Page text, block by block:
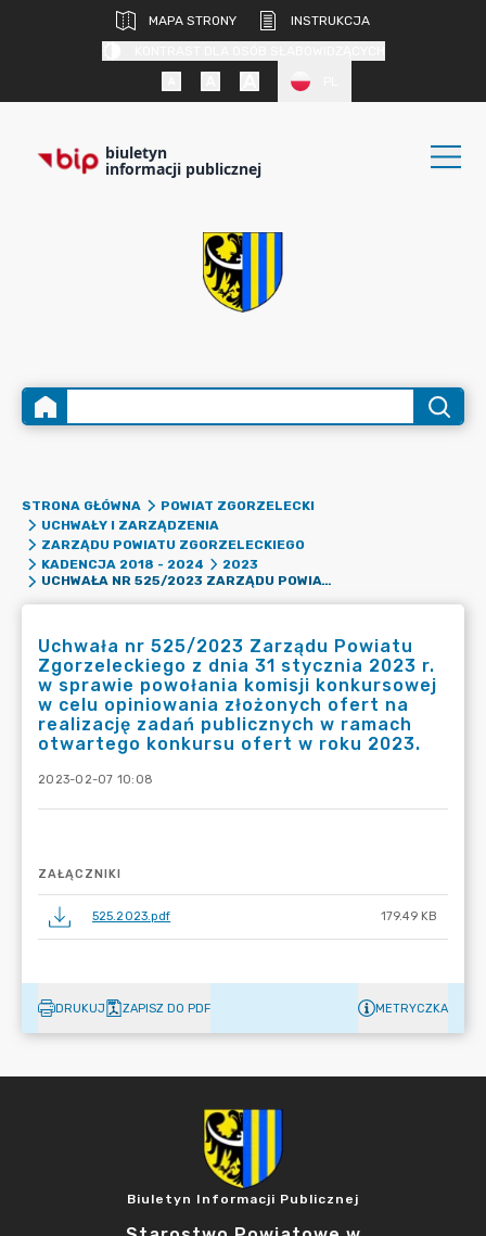
MAPA STRONY
INSTRUKCJA
biuletyn
informacji publicznej
STRONA GŁÓWNA
POWIAT ZGORZELECKI
UCHWAŁY I ZARZĄDZENIA
ZARZĄDU POWIATU ZGORZELECKIEGO
KADENCJA 2018 - 2024
2023
UCHWAŁA NR 525/2023 ZARZĄDU POWIATU ZGORZELECKIEGO Z DNIA 31 STYCZNIA 2023 R. W SPRAWIE POWOŁANIA KOMISJI KONKURSOWEJ W CELU OPINIOWANIA ZŁOŻONYCH OFERT NA REALIZACJĘ ZADAŃ PUBLICZNYCH W RAMACH OTWARTEGO KONKURSU OFERT W ROKU 2023.
Uchwała nr 525/2023 Zarządu Powiatu
Zgorzeleckiego z dnia 31 stycznia 2023 r.
w sprawie powołania komisji konkursowej
w celu opiniowania złożonych ofert na
realizację zadań publicznych w ramach
otwartego konkursu ofert w roku 2023.
2023-02-07 10:08
ZAŁĄCZNIKI
525.2023.pdf 179.49 KB
DRUKUJ ZAPISZ DO PDF METRYCZKA
Biuletyn Informacji Publicznej